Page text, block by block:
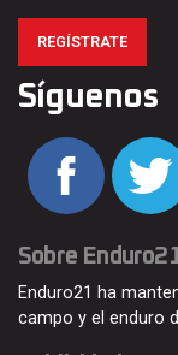
REGÍSTRATE
Síguenos
Sobre
Enduro21 ha
campo y el enduro